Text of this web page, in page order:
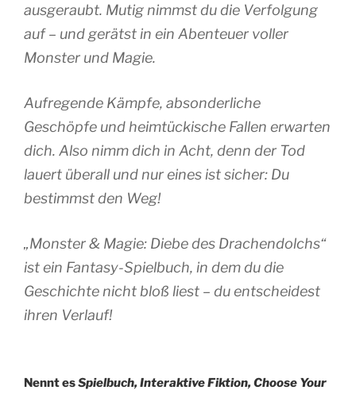
ausgeraubt. Mutig nimmst du die Verfolgung
auf – und gerätst in ein Abenteuer voller
Monster und Magie.
Aufregende Kämpfe, absonderliche
Geschöpfe und heimtückische Fallen erwarten
dich. Also nimm dich in Acht, denn der Tod
lauert überall und nur eines ist sicher: Du
bestimmst den Weg!
„Monster & Magie: Diebe des Drachendolchs“
ist ein Fantasy-Spielbuch, in dem du die
Geschichte nicht bloß liest – du entscheidest
ihren Verlauf!
Nennt esSpielbuch, Interaktive Fiktion, Choose Your